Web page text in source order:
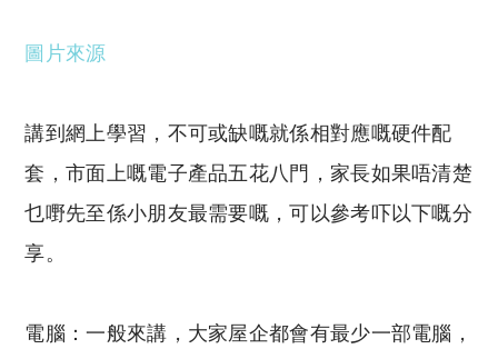
圖片來源
講到網上學習，不可或缺嘅就係相對應嘅硬件配
套，市面上嘅電子產品五花八門，家長如果唔清楚
乜嘢先至係小朋友最需要嘅，可以參考吓以下嘅分
享。
電腦：一般來講，大家屋企都會有最少一部電腦，